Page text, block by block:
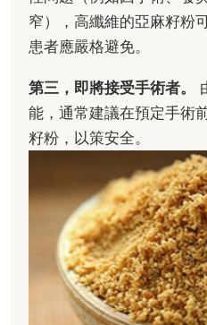
窄），高纖維的亞麻籽粉
患者應嚴格避免。
第三，即將接受手術者。
能，通常建議在預定手術
籽粉，以策安全。